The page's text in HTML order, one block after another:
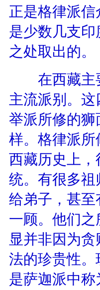
正是格律派
是少数几支
之处取出的。
在西藏主要
主流派别。
举派所修的
样。格律派
西藏历史上
统。有很多
给弟子，甚
一顾。他们
显并非因为
法的珍贵性
是萨迦派中称